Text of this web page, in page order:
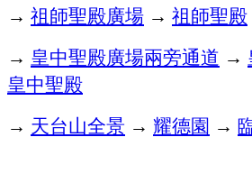
→ 祖師聖殿廣場 → 祖師聖殿
→ 皇中聖殿廣場兩旁通道 →
皇中聖殿
→ 天台山全景 → 耀德園 →